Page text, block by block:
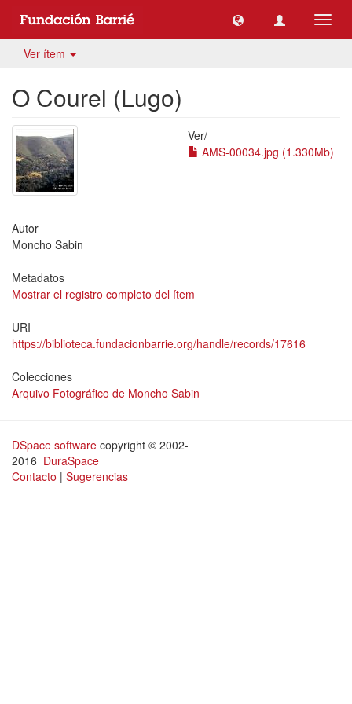
Ver ítem
O Courel (Lugo)
Ver/
AMS-00034.jpg (1.330Mb)
Autor
Moncho Sabin
Metadatos
Mostrar el registro completo del ítem
URI
https://biblioteca.fundacionbarrie.org/handle/records/17616
Colecciones
Arquivo Fotográfico de Moncho Sabin
DSpace software copyright © 2002-
2016 DuraSpace
Contacto | Sugerencias